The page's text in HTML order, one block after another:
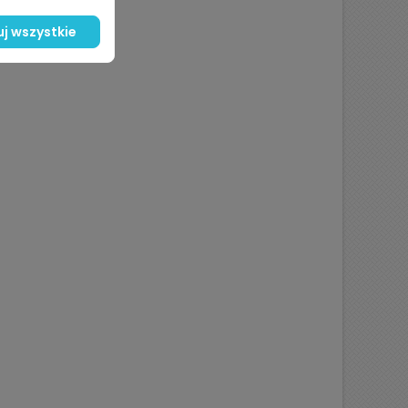
wszystkie